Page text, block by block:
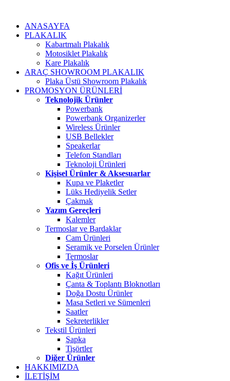
ANASAYFA
PLAKALIK
Kabartmalı Plakalık
Motosiklet Plakalık
Kare Plakalık
ARAÇ SHOWROOM PLAKALIK
Plaka Üstü Showroom Plakalık
PROMOSYON ÜRÜNLERİ
Teknolojik Ürünler
Powerbank
Powerbank Organizerler
Wireless Ürünler
USB Bellekler
Speakerlar
Telefon Standları
Teknoloji Ürünleri
Kişisel Ürünler & Aksesuarlar
Kupa ve Plaketler
Lüks Hediyelik Setler
Çakmak
Yazım Gereçleri
Kalemler
Termoslar ve Bardaklar
Cam Ürünleri
Seramik ve Porselen Ürünler
Termoslar
Ofis ve İş Ürünleri
Kağıt Ürünleri
Çanta & Toplantı Bloknotları
Doğa Dostu Ürünler
Masa Setleri ve Sümenleri
Saatler
Sekreterlikler
Tekstil Ürünleri
Şapka
Tişörtler
Diğer Ürünler
HAKKIMIZDA
İLETİŞİM